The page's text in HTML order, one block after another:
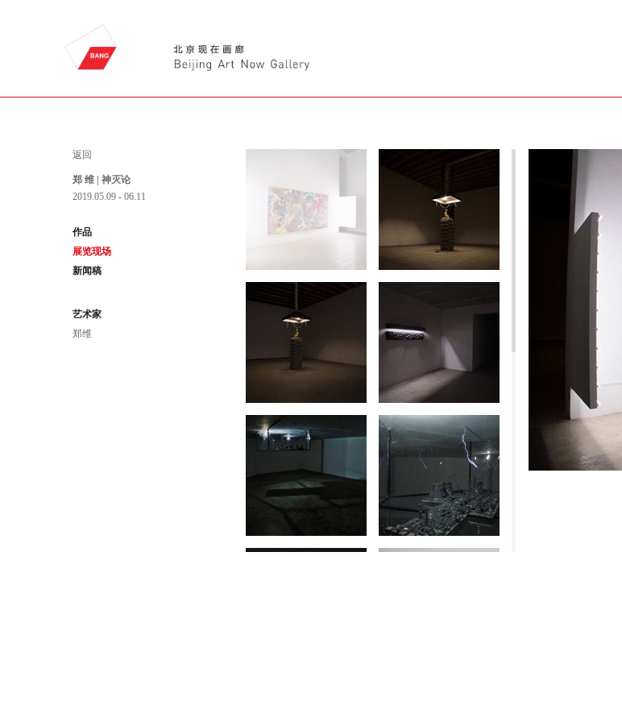
返回
郑 维 | 神灭论
2019.05.09 - 06.11
作品
展览现场
新闻稿
艺术家
郑维